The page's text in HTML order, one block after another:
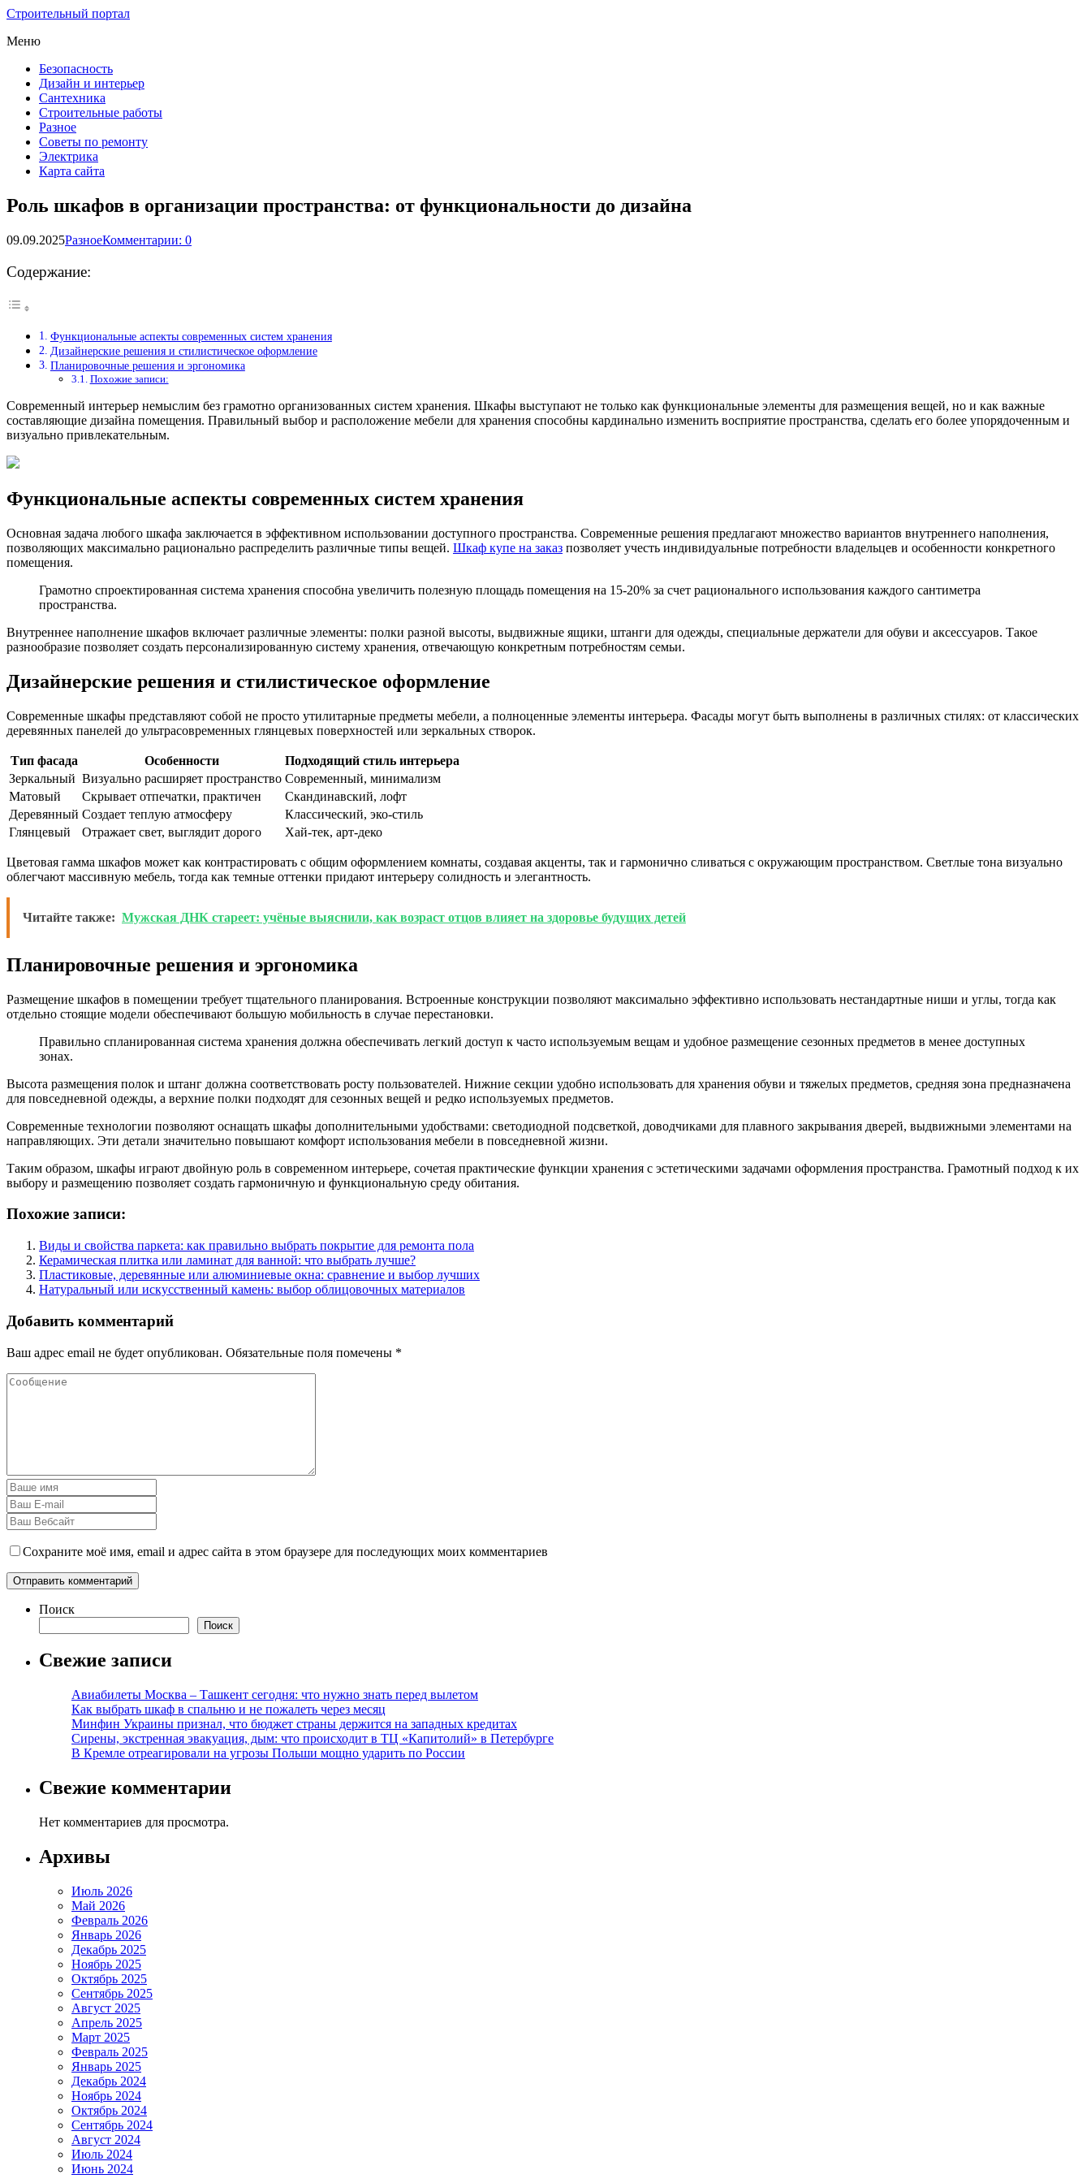
Строительный портал
Меню
Безопасность
Дизайн и интерьер
Сантехника
Строительные работы
Разное
Советы по ремонту
Электрика
Карта сайта
Роль шкафов в организации пространства: от функциональности до дизайна
09.09.2025РазноеКомментарии: 0
Содержание:
Функциональные аспекты современных систем хранения
Дизайнерские решения и стилистическое оформление
Планировочные решения и эргономика
Похожие записи:
Современный интерьер немыслим без грамотно организованных систем хранения. Шкафы выступают не только как функциональные элементы для размещения вещей, но и как важные
составляющие дизайна помещения. Правильный выбор и расположение мебели для хранения способны кардинально изменить восприятие пространства, сделать его более упорядоченным и
визуально привлекательным.
Функциональные аспекты современных систем хранения
Основная задача любого шкафа заключается в эффективном использовании доступного пространства. Современные решения предлагают множество вариантов внутреннего наполнения,
позволяющих максимально рационально распределить различные типы вещей. Шкаф купе на заказ позволяет учесть индивидуальные потребности владельцев и особенности конкретного
помещения.
Грамотно спроектированная система хранения способна увеличить полезную площадь помещения на 15-20% за счет рационального использования каждого сантиметра
пространства.
Внутреннее наполнение шкафов включает различные элементы: полки разной высоты, выдвижные ящики, штанги для одежды, специальные держатели для обуви и аксессуаров. Такое
разнообразие позволяет создать персонализированную систему хранения, отвечающую конкретным потребностям семьи.
Дизайнерские решения и стилистическое оформление
Современные шкафы представляют собой не просто утилитарные предметы мебели, а полноценные элементы интерьера. Фасады могут быть выполнены в различных стилях: от классических
деревянных панелей до ультрасовременных глянцевых поверхностей или зеркальных створок.
Тип фасада Особенности
Подходящий стиль интерьера
Зеркальный Визуально расширяет пространство Современный, минимализм
Матовый
Скрывает отпечатки, практичен
Скандинавский, лофт
Деревянный Создает теплую атмосферу
Классический, эко-стиль
Глянцевый
Отражает свет, выглядит дорого Хай-тек, арт-деко
Цветовая гамма шкафов может как контрастировать с общим оформлением комнаты, создавая акценты, так и гармонично сливаться с окружающим пространством. Светлые тона визуально
облегчают массивную мебель, тогда как темные оттенки придают интерьеру солидность и элегантность.
Читайте также: Мужская ДНК стареет: учёные выяснили, как возраст отцов влияет на здоровье будущих детей
Планировочные решения и эргономика
Размещение шкафов в помещении требует тщательного планирования. Встроенные конструкции позволяют максимально эффективно использовать нестандартные ниши и углы, тогда как
отдельно стоящие модели обеспечивают большую мобильность в случае перестановки.
Правильно спланированная система хранения должна обеспечивать легкий доступ к часто используемым вещам и удобное размещение сезонных предметов в менее доступных
зонах.
Высота размещения полок и штанг должна соответствовать росту пользователей. Нижние секции удобно использовать для хранения обуви и тяжелых предметов, средняя зона предназначена
для повседневной одежды, а верхние полки подходят для сезонных вещей и редко используемых предметов.
Современные технологии позволяют оснащать шкафы дополнительными удобствами: светодиодной подсветкой, доводчиками для плавного закрывания дверей, выдвижными элементами на
направляющих. Эти детали значительно повышают комфорт использования мебели в повседневной жизни.
Таким образом, шкафы играют двойную роль в современном интерьере, сочетая практические функции хранения с эстетическими задачами оформления пространства. Грамотный подход к их
выбору и размещению позволяет создать гармоничную и функциональную среду обитания.
Похожие записи:
Виды и свойства паркета: как правильно выбрать покрытие для ремонта пола
Керамическая плитка или ламинат для ванной: что выбрать лучше?
Пластиковые, деревянные или алюминиевые окна: сравнение и выбор лучших
Натуральный или искусственный камень: выбор облицовочных материалов
Добавить комментарий
Ваш адрес email не будет опубликован. Обязательные поля помечены *
Сохраните моё имя, email и адрес сайта в этом браузере для последующих моих комментариев
Поиск
Поиск
Свежие записи
Авиабилеты Москва – Ташкент сегодня: что нужно знать перед вылетом
Как выбрать шкаф в спальню и не пожалеть через месяц
Минфин Украины признал, что бюджет страны держится на западных кредитах
Сирены, экстренная эвакуация, дым: что происходит в ТЦ «Капитолий» в Петербурге
В Кремле отреагировали на угрозы Польши мощно ударить по России
Свежие комментарии
Нет комментариев для просмотра.
Архивы
Июль 2026
Май 2026
Февраль 2026
Январь 2026
Декабрь 2025
Ноябрь 2025
Октябрь 2025
Сентябрь 2025
Август 2025
Апрель 2025
Март 2025
Февраль 2025
Январь 2025
Декабрь 2024
Ноябрь 2024
Октябрь 2024
Сентябрь 2024
Август 2024
Июль 2024
Июнь 2024